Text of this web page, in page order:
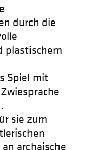
durch die
plastischem
Spiel mit
sie zum
archaische